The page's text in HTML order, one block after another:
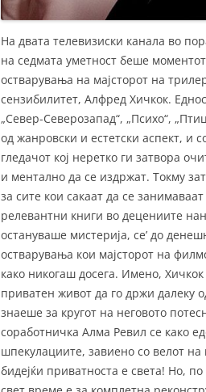
На двата телевизиски канала во
на седмата уметност беше
остварувања на мајсторот на
сензибилитет, Алфред Хичкок.
„Север-Северозапад“, „Психо“,
од жанровски и естетски аспект, и
гледачот кој неретко ги затвора
и ментално да се издржат. Токму
за сите кои сакаат да се
релевантни книги во децениите
остануваше мистерија, се’ до
остварувања кои мајсторот на
како никогаш досега. Имено, Хичкок
приватен живот да го држи далеку
знаеше за кругот на неговото
соработничка Алма Ревил се како
шпекулациите, завиено со велот
бидејќи приватноста е света! Но,